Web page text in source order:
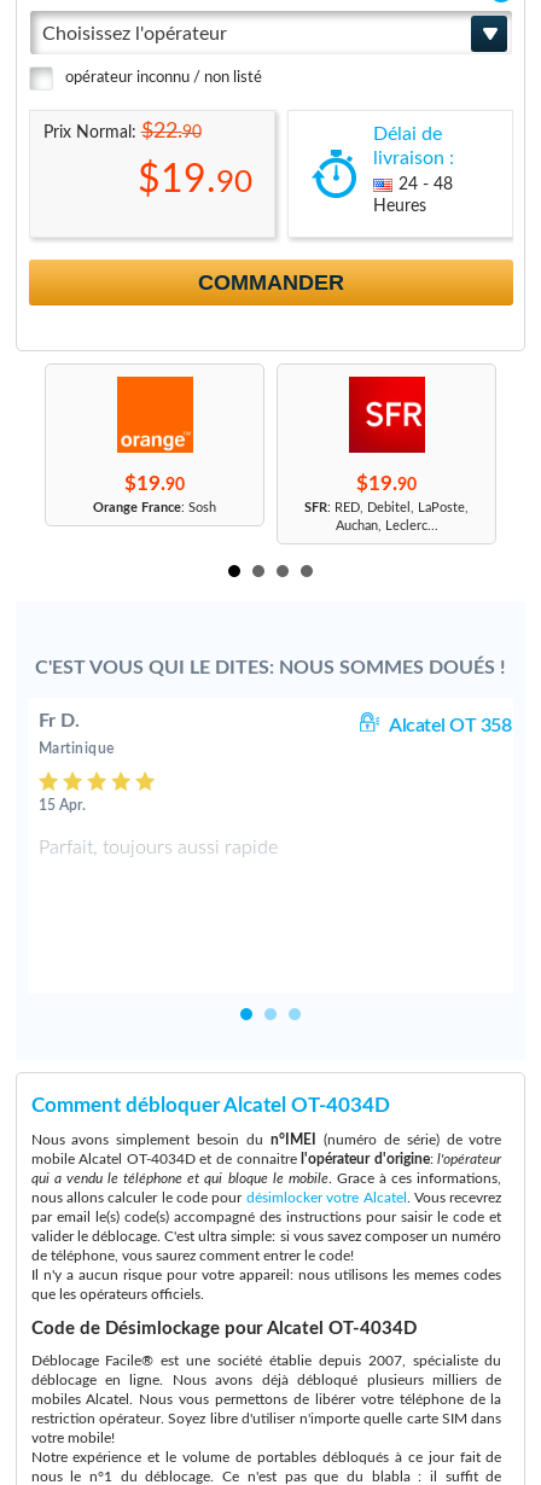
Choisissez l'opérateur
opérateur inconnu / non listé
Prix Normal:$22.90
$19.90
Délai de
livraison :
24 - 48
Heures
COMMANDER
$19.90
Orange France: Sosh
$19.90
SFR: RED, Debitel, LaPoste,
Auchan, Leclerc...
C'EST VOUS QUI LE DITES: NOUS SOMMES DOUÉS !
Fr D. Alcatel OT 358
Martinique
15 Apr.
Parfait, toujours aussi rapide
Comment débloquer Alcatel OT-4034D
Nous avons simplement besoin du n°IMEI
(numéro de série) de votre
mobile Alcatel OT-4034D et de connaitre l'opérateur d'origine:l'opérateur
qui a vendu le téléphone et qui bloque le mobile. Grace à ces informations,
nous allons calculer le code pour désimlocker votre Alcatel
. Vous recevrez
par email le(s) code(s) accompagné des instructions pour saisir le code et
valider le déblocage. C'est ultra simple: si vous savez composer un numéro
de téléphone, vous saurez comment entrer le code!
Il n'y a aucun risque pour votre appareil: nous utilisons les memes codes
que les opérateurs officiels.
Code de Désimlockage pour Alcatel OT-4034D
Déblocage Facile® est une société établie depuis 2007, spécialiste du
déblocage en ligne. Nous avons déjà débloqué plusieurs milliers de
mobiles Alcatel. Nous vous permettons de libérer votre téléphone de la
restriction opérateur. Soyez libre d'utiliser n'importe quelle carte SIM dans
votre mobile!
Notre expérience et le volume de portables débloqués à ce jour fait de
nous le n°1 du déblocage. Ce n'est pas que du blabla : il suffit de